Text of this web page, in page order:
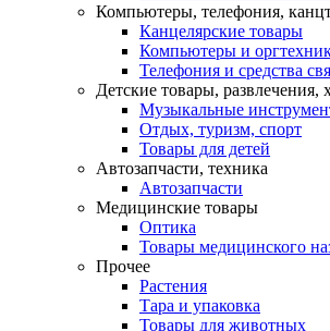
Компьютеры, телефония,
Канцелярские товары
Компьютеры и
Телефония и средства
Детские товары, развлечения,
Музыкальные
Отдых, туризм, спорт
Товары для детей
Автозапчасти, техника
Автозапчасти
Медицинские товары
Оптика
Товары медицинского
Прочее
Растения
Тара и упаковка
Товары для животных